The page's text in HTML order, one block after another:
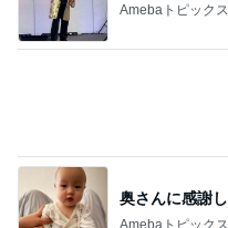
Amebaトピックス